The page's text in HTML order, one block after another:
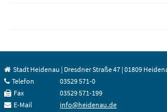
Stadt Heidenau | Dresdner Straße 47 | 01809
Telefon
03529 571-0
Fax
03529 571-199
E-Mail
info@heidenau.de